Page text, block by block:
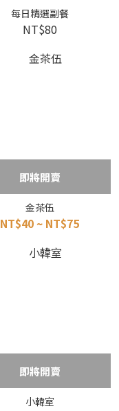
每日精選副餐
NT$80
即將開賣
金茶伍
NT$40 ~ NT$75
即將開賣
小韓室